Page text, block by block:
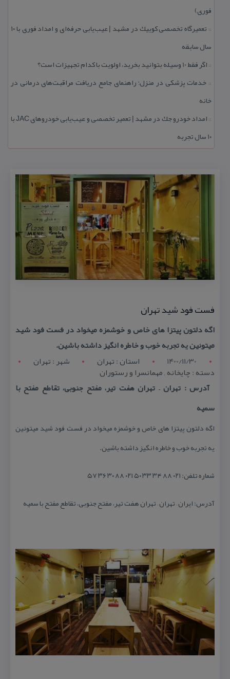
فوری)
::
تعمیرگاه تخصصی كوییك در مشهد | عیب‌یابی حرفه‌ای و امداد فوری با ۱۰
سال سابقه
:: اگر فقط 10 وسیله بتوانید بخرید، اولویت با كدام تجهیزات است؟
:: خدمات پزشكی در منزل؛ راهنمای جامع دریافت مراقبت‌های درمانی در
خانه
::
امداد خودرو جك در مشهد | تعمیر تخصصی و عیب‌یابی خودروهای JAC با
۱۰ سال تجربه
فست فود شید تهران
اگه دلتون پیتزا های خاص و خوشمزه میخواد در فست فود شید
میتونین یه تجربه خوب و خاطره انگیز داشته باشین.
1400/11/30
استان : تهران شهر : تهران
دسته : چایخانه , مهمانسرا و رستوران
آدرس : تهران – تهران هفت تیر، مفتح جنوبی، تقاطع مفتح با
سمیه
اگه دلتون پیتزا های خاص و خوشمزه میخواد در فست فود شید میتونین
یه تجربه خوب و خاطره انگیز داشته باشین.
شماره تلفن: ۰۲۱ ۸۸ ۳۴ ۳۳ ۵۰ ۰۲۱ ۸۸ ۳۰ ۳۶ ۵۷
آدرس: ایران – تهران – تهران هفت تیر، مفتح جنوبی، تقاطع مفتح با سمیه